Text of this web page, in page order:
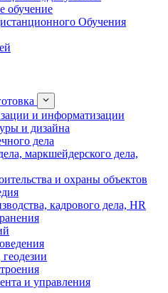
обучение
Обучения
и информатизации
и дизайна
дела
маркшейдерского дела,
и охраны объектов
кадрового дела, HR
и управления